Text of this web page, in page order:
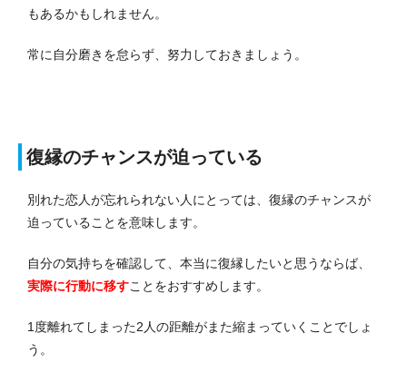
もあるかもしれません。
常に自分磨きを怠らず、努力しておきましょう。
復縁のチャンスが迫っている
別れた恋人が忘れられない人にとっては、復縁のチャンスが
迫っていることを意味します。
自分の気持ちを確認して、本当に復縁したいと思うならば、
実際に行動に移すことをおすすめします。
1度離れてしまった2人の距離がまた縮まっていくことでしょ
う。